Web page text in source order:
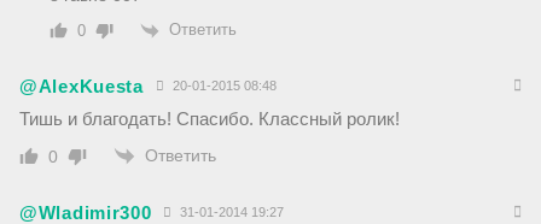
0 Ответить
@AlexKuesta 20-01-2015 08:48
Тишь и благодать! Спасибо. Классный ролик!
0 Ответить
@Wladimir300 31-01-2014 19:27